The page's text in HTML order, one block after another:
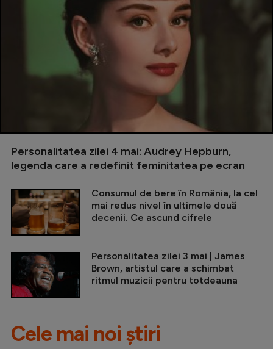
Personalitatea zilei 4 mai: Audrey Hepburn,
legenda care a redefinit feminitatea pe ecran
Consumul de bere în România, la cel
mai redus nivel în ultimele două
decenii. Ce ascund cifrele
Personalitatea zilei 3 mai | James
Brown, artistul care a schimbat
ritmul muzicii pentru totdeauna
Cele mai noi știri